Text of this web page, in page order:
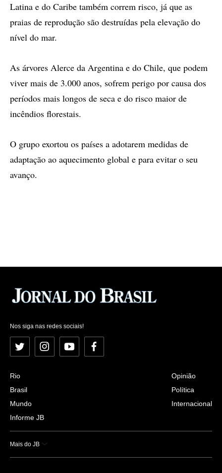
Latina e do Caribe também correm risco, já que as
praias de reprodução são destruídas pela elevação do
nível do mar.
As árvores Alerce da Argentina e do Chile, que podem
viver mais de 3.000 anos, sofrem perigo por causa dos
períodos mais longos de seca e do risco maior de
incêndios florestais.
O grupo exortou os países a adotarem medidas de
adaptação ao aquecimento global e para evitar o seu
avanço.
Nos siga nas redes sociais!
Twitter InstagramYouTubeFacebook
Rio
Brasil
Mundo
Informe JB
Opinião
Política
Internacional
Mais do JB
Esportes